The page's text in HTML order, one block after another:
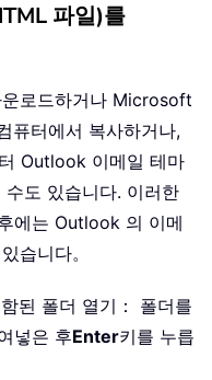
파일)를
로드하거나 Microsoft
퓨터에서 복사하거나,
Outlook 이메일 테마
도 있습니다. 이러한
에는 Outlook 의 이메
습니다。
된 폴더 열기： 폴더를
넣은 후Enter키를 누릅